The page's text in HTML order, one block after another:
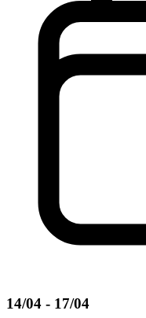
14/04 - 17/04